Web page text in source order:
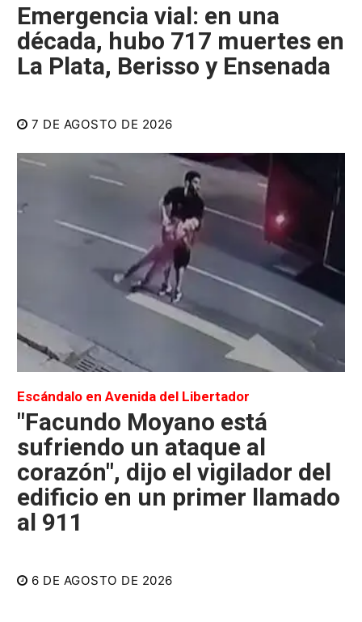
Emergencia vial: en una
década, hubo 717 muertes en
La Plata, Berisso y Ensenada
7 DE AGOSTO DE 2026
Escándalo en Avenida del Libertador
"Facundo Moyano está
sufriendo un ataque al
corazón", dijo el vigilador del
edificio en un primer llamado
al 911
6 DE AGOSTO DE 2026